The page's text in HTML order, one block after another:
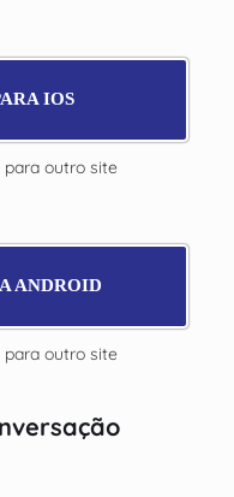
IOS
para outro site
ANDROID
para outro site